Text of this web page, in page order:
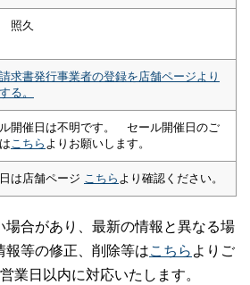
照久
求書発行事業者の登録を店舗ページより
る。
開催日は不明です。 セール開催日のご
こちら よりお願いします。
は店舗ページ こちら より確認ください。
場合があり、最新の情報と異なる場
報等の修正、削除等はこちら よりご
業日以内に対応いたします。